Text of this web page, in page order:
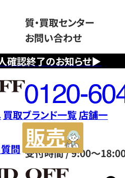
確認終了のお知らせ▶
質・買取センター
お問い合わせ
フ
リ
ー
ダ
イ
ヤ
ル
0120604117
受付時間 / 9:00～
買取ブランド一覧店舗一
問
サ